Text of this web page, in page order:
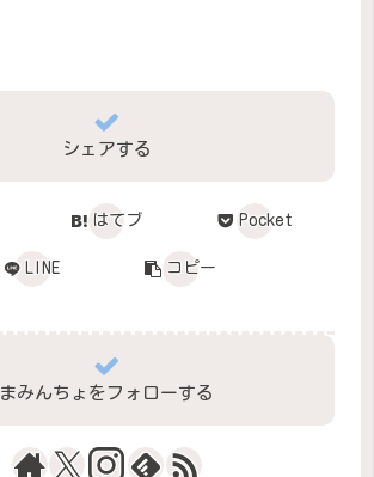
シェアする
はてブ Pocket
LINE コピー
まみんちょをフォローする